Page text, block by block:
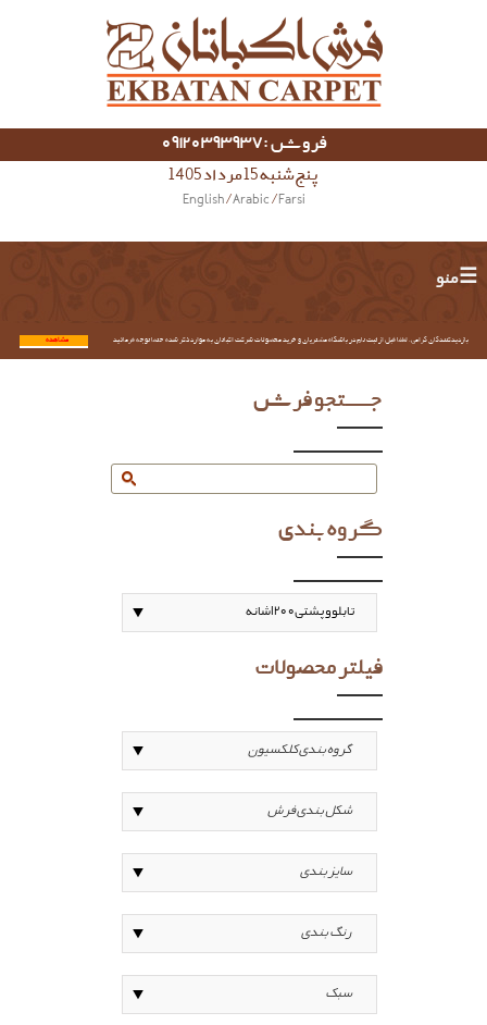
فروش :09120393937
پنج شنبه 15 مرداد 1405
English/ Arabic / Farsi
☰ منو
بازدیدکنندگان گرامی؛ لطفا قبل از ثبت نام در باشگاه مشتریان و خرید محصولات شرکت اکباتان به موارد ذکر شده حتما توجه فرمائید. مشاهده...
جستجو فرش
گروه بندی
فیلتر محصولات